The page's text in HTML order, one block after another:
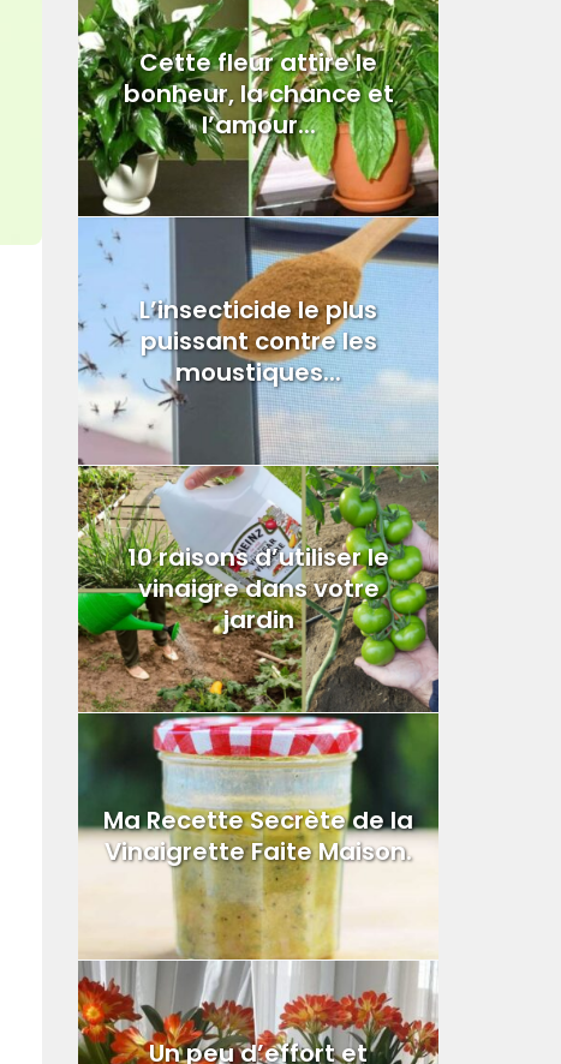
Cette fleur attire le
bonheur, la chance et
l’amour...
L’insecticide le plus
puissant contre les
moustiques...
10 raisons d’utiliser le
vinaigre dans votre
jardin
Ma Recette Secrète de la
Vinaigrette Faite Maison.
Un peu d’effort et